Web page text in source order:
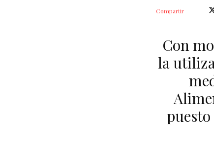
Compartir
Con
la